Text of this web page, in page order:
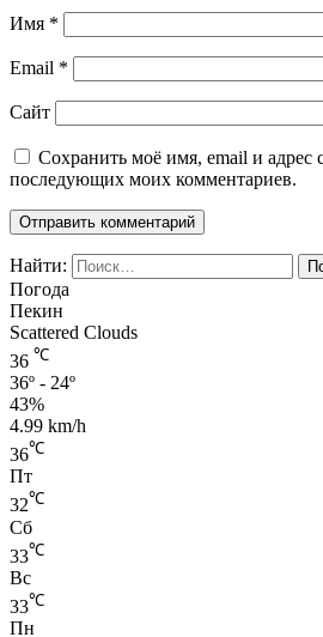
Имя *
Email *
Сайт
Сохранить моё имя, email и адрес
последующих моих комментариев.
Найти:
Погода
Пекин
Scattered Clouds
36 ℃
36º - 24º
43%
4.99 km/h
36℃
Пт
32℃
Сб
33℃
Вс
33℃
Пн